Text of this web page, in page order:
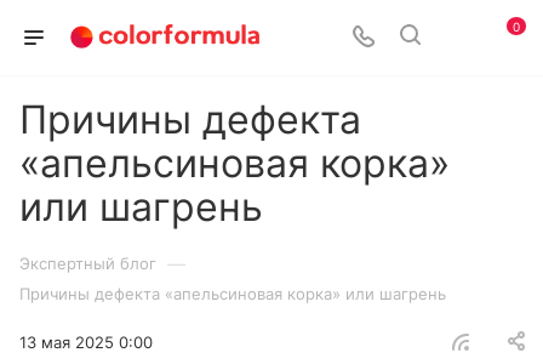
0
Причины дефекта
«апельсиновая корка»
или шагрень
Экспертный блог —
Причины дефекта «апельсиновая корка» или шагрень
13 мая 2025 0:00